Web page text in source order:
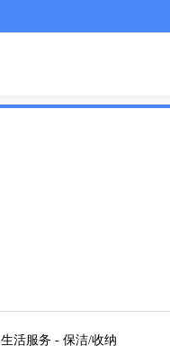
生活服务 - 保洁/收纳